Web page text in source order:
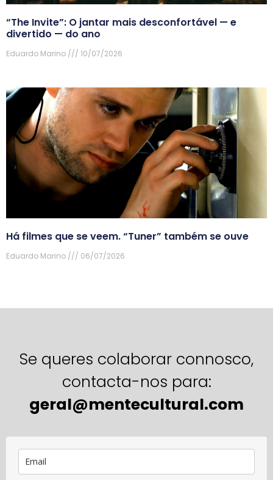
“The Invite”: O jantar mais desconfortável — e
divertido — do ano
Eduardo Marino 10/07/2026
Há filmes que se veem. “Tuner” também se ouve
Eduardo Marino 06/07/2026
Se queres colaborar connosco,
contacta-nos para:
geral@mentecultural.com